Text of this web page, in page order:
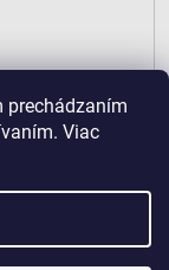
prechádzaním
Viac